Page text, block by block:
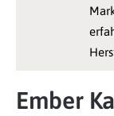
Ember